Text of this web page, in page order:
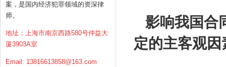
案，是国内经济犯罪领域的资深律
师。
地址：上海市南京西路580号仲益大
厦3903A室
Email: 13816613858@163.com
影响我国合
定的主客观因